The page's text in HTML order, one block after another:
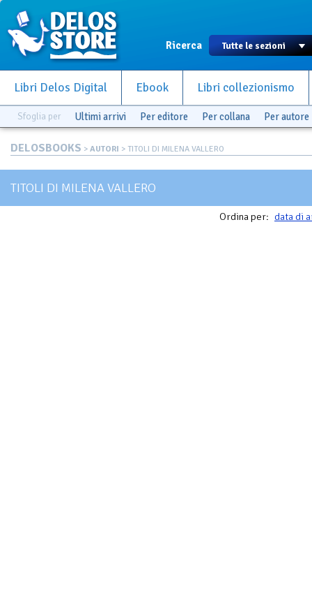
Ricerca
Libri Delos Digital Ebook Libri collezionismo
Sfoglia per Ultimi arrivi Per editore Per collana Per autore
DELOSBOOKS > AUTORI > TITOLI DI MILENA VALLERO
TITOLI DI MILENA VALLERO
Ordina per: data di